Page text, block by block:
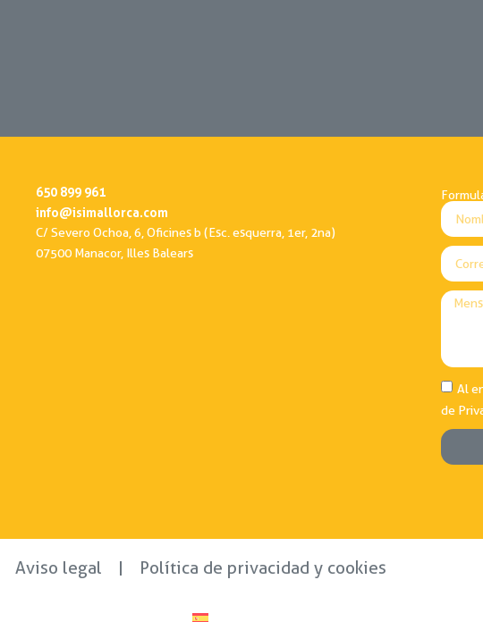
650 899 961
info@isimallorca.com
C/ Severo Ochoa, 6, Oficines b (Esc. esquerra, 1er, 2na)
07500 Manacor, Illes Balears
Al
de
Aviso legal Política de privacidad y cookies